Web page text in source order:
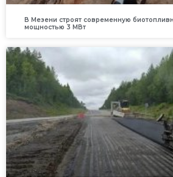
В Мезени строят современную
мощностью 3 МВт